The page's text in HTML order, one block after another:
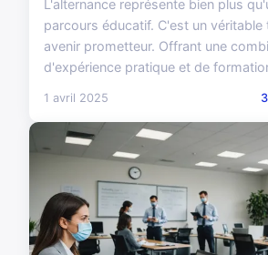
L'alternance représente bien plus
parcours éducatif. C'est un véritable
avenir prometteur. Offrant une
d'expérience pratique et de
1 avril 2025